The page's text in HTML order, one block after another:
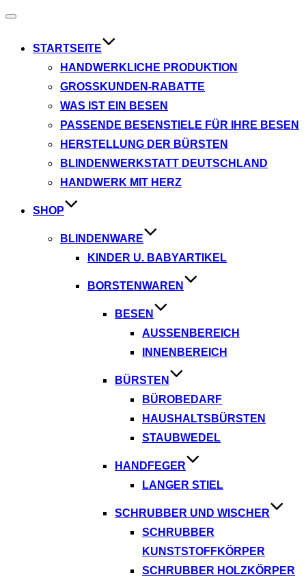
Navigation
STARTSEITE
HANDWERKLICHE PRODUKTION
GROSSKUNDEN-RABATTE
WAS IST EIN BESEN
PASSENDE BESENSTIELE FÜR IHRE BESEN
HERSTELLUNG DER BÜRSTEN
BLINDENWERKSTATT DEUTSCHLAND
HANDWERK MIT HERZ
SHOP
BLINDENWARE
KINDER U. BABYARTIKEL
BORSTENWAREN
BESEN
AUSSENBEREICH
INNENBEREICH
BÜRSTEN
BÜROBEDARF
HAUSHALTSBÜRSTEN
STAUBWEDEL
HANDFEGER
LANGER STIEL
SCHRUBBER UND WISCHER
SCHRUBBER
KUNSTSTOFFKÖRPER
SCHRUBBER HOLZKÖRPER